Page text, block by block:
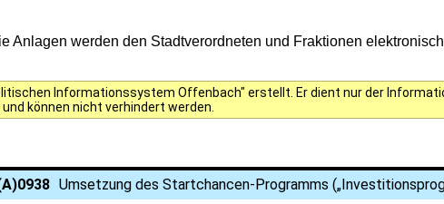
Anlagen werden den Stadtverordneten und Fraktionen
Informationssystem Offenbach" erstellt. Er dient nur der
können nicht verhindert werden.
Umsetzung des Startchancen-Programms